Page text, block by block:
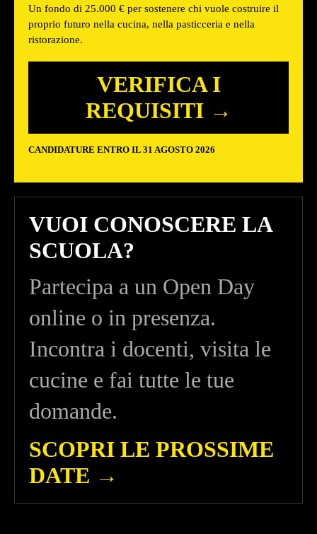
Un fondo di 25.000 € per sostenere chi vuole costruire il
proprio futuro nella cucina, nella pasticceria e nella
ristorazione.
VERIFICA I
REQUISITI →
CANDIDATURE ENTRO IL 31 AGOSTO 2026
VUOI CONOSCERE LA
SCUOLA?
Partecipa a un Open Day
online o in presenza.
Incontra i docenti, visita le
cucine e fai tutte le tue
domande.
SCOPRI LE PROSSIME
DATE →